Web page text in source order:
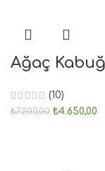
Ağaç
(10)
₺7.200,00 ₺4.650,00